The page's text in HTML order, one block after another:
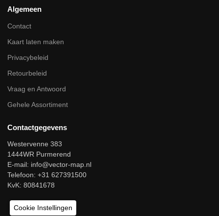
Algemeen
Contact
Kaart laten maken
Privacybeleid
Retourbeleid
Vraag en Antwoord
Gehele Assortiment
Contactgegevens
Westervenne 383
1444WR Purmerend
E-mail: info@vector-map.nl
Telefoon: +31 627391500
KvK: 80841678
Cookie Instellingen